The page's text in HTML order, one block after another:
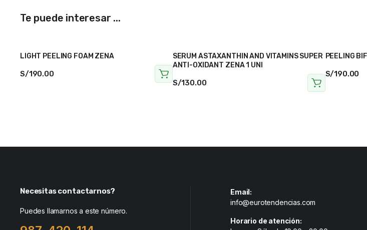
Te puede interesar ...
LIGHT PEELING FOAM ZENA
S/190.00
SERUM ASTAXANTHIN AND VITAMINS SUPER
ANTI-OXIDANT ZENA 1 UNI
S/130.00
PEELING
S/190.00
Necesitas contactarnos?
Puedes llamarnos a este número.
Email:
info@eurotendencias.com
Horario de atención: